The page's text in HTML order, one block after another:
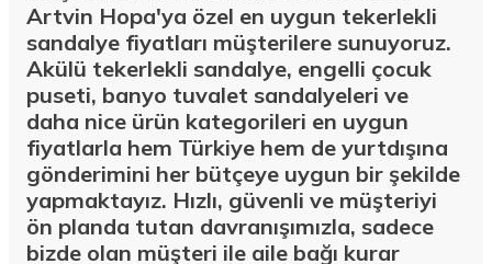
Artvin Hopa'ya özel en uygun tekerlekli
sandalye fiyatları müşterilere sunuyoruz.
Akülü tekerlekli sandalye, engelli çocuk
puseti, banyo tuvalet sandalyeleri ve
daha nice ürün kategorileri en uygun
fiyatlarla hem Türkiye hem de yurtdışına
gönderimini her bütçeye uygun bir şekilde
yapmaktayız. Hızlı, güvenli ve müşteriyi
ön planda tutan davranışımızla, sadece
bizde olan müşteri ile aile bağı kurar